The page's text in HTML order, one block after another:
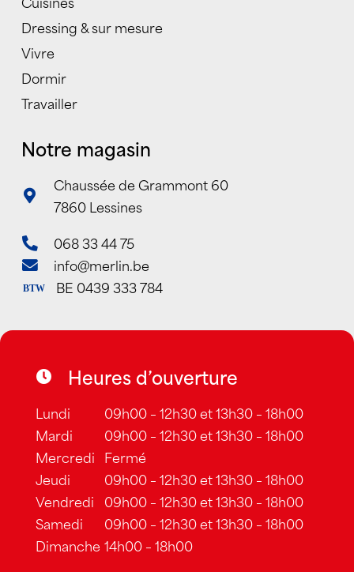
Dressing & sur mesure
Vivre
Dormir
Travailler
Notre magasin
Chaussée de Grammont 60
7860 Lessines
068 33 44 75
info@merlin.be
BTW BE 0439 333 784
Heures d’ouverture
Lundi
09h00 – 12h30 et 13h30 – 18h00
Mardi
09h00 – 12h30 et 13h30 – 18h00
Mercredi Fermé
Jeudi
09h00 – 12h30 et 13h30 – 18h00
Vendredi 09h00 – 12h30 et 13h30 – 18h00
Samedi
09h00 – 12h30 et 13h30 – 18h00
Dimanche 14h00 – 18h00